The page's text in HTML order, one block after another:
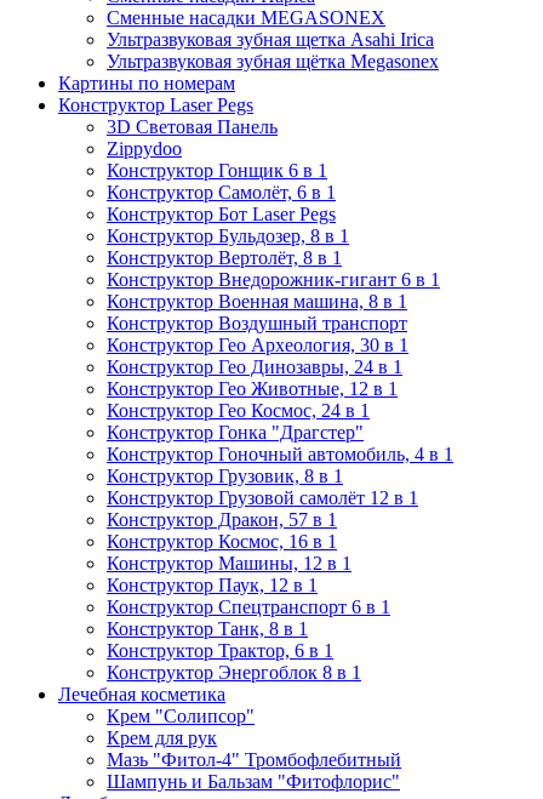
Сменные насадки MEGASONEX
Ультразвуковая зубная щетка Asahi Irica
Ультразвуковая зубная щётка Megasonex
Картины по номерам
Конструктор Laser Pegs
3D Световая Панель
Zippydoo
Конструктор Гонщик 6 в 1
Конструктор Cамолёт, 6 в 1
Конструктор Бот Laser Pegs
Конструктор Бульдозер, 8 в 1
Конструктор Вертолёт, 8 в 1
Конструктор Внедорожник-гигант 6 в 1
Конструктор Военная машина, 8 в 1
Конструктор Воздушный транспорт
Конструктор Гео Археология, 30 в 1
Конструктор Гео Динозавры, 24 в 1
Конструктор Гео Животные, 12 в 1
Конструктор Гео Космос, 24 в 1
Конструктор Гонка "Драгстер"
Конструктор Гоночный автомобиль, 4 в 1
Конструктор Грузовик, 8 в 1
Конструктор Грузовой самолёт 12 в 1
Конструктор Дракон, 57 в 1
Конструктор Космос, 16 в 1
Конструктор Машины, 12 в 1
Конструктор Паук, 12 в 1
Конструктор Спецтранспорт 6 в 1
Конструктор Танк, 8 в 1
Конструктор Трактор, 6 в 1
Конструктор Энергоблок 8 в 1
Лечебная косметика
Крем "Солипсор"
Крем для рук
Мазь "Фитол-4" Тромбофлебитный
Шампунь и Бальзам "Фитофлорис"